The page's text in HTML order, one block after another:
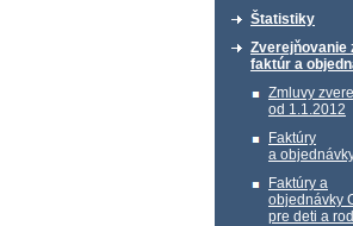
Štatistiky
Zverejňovanie
faktúr a
Zmluvy
od 1.1.2012
Faktúry
a
Faktúry a
objednávky
pre deti a